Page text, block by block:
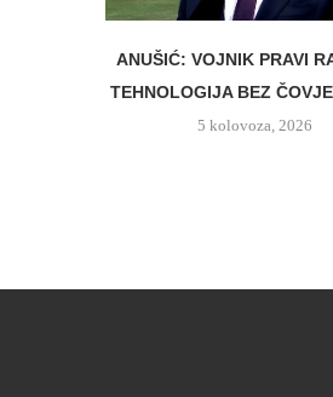
ANUŠIĆ: VOJNIK PRAVI
TEHNOLOGIJA BEZ
5 kolovoza, 2026